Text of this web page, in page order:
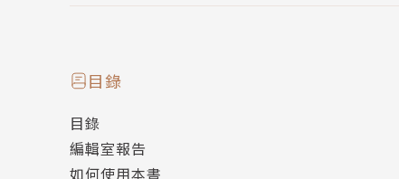
在組成片語後，若搞錯語意，英語能力會大大扣分
主編收集了大家都想學的常用英文片語
目錄
目錄
編輯室報告
如何使用本書